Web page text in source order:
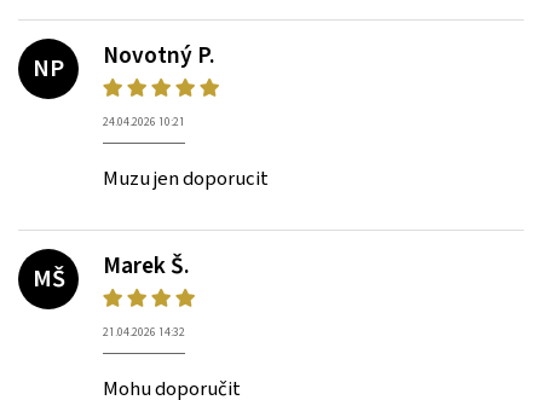
NP
Novotný P.
24.04.2026 10:21
Muzu jen doporucit
MŠ
Marek Š.
21.04.2026 14:32
Mohu doporučit